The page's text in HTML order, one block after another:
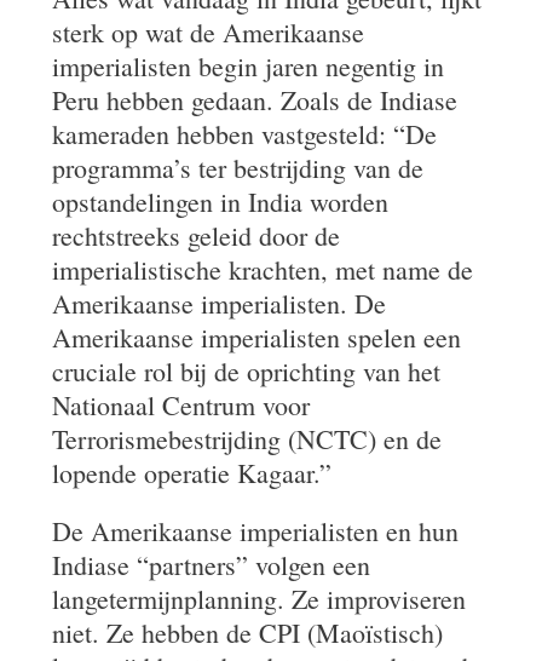
sterk op wat de Amerikaanse
imperialisten begin jaren negentig in
Peru hebben gedaan. Zoals de Indiase
kameraden hebben vastgesteld: “De
programma’s ter bestrijding van de
opstandelingen in India worden
rechtstreeks geleid door de
imperialistische krachten, met name de
Amerikaanse imperialisten. De
Amerikaanse imperialisten spelen een
cruciale rol bij de oprichting van het
Nationaal Centrum voor
Terrorismebestrijding (NCTC) en de
lopende operatie Kagaar.”
De Amerikaanse imperialisten en hun
Indiase “partners” volgen een
langetermijnplanning. Ze improviseren
niet. Ze hebben de CPI (Maoïstisch)